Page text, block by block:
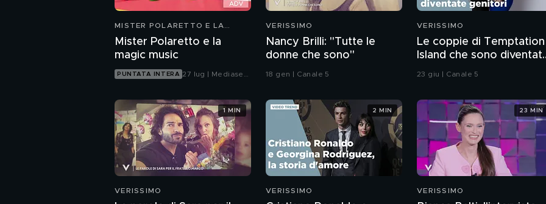
MISTER POLARETTO E LA
Mister Polaretto e la
magic music
PUNTATA INTERA 27 lug | Mediaset
VERISSIMO
Nancy Brilli: "Tutte le
donne che sono"
18 gen | Canale 5
VERISSIMO
Le coppie di Temptation
Island che sono
genitori
23 giu | Canale 5
VERISSIMO
1 MIN
VERISSIMO
2 MIN
VERISSIMO
23 MIN